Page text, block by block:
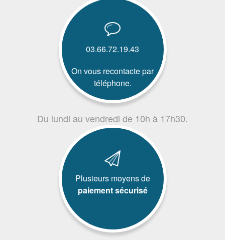
03.66.72.19.43
On vous recontacte par
téléphone.
Du lundi au vendredi de 10h à 17h30.
Plusieurs moyens de
paiement sécurisé